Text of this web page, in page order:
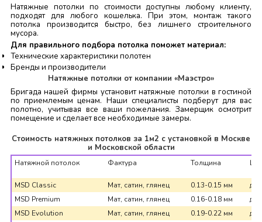
Натяжные потолки по стоимости доступны любому клиенту,
подходят для любого кошелька. При этом, монтаж такого
потолка производится быстро, без лишнего строительного
мусора.
Для правильного подбора потолка поможет материал:
Технические характеристики полотен
Бренды и производители
Натяжные потолки от компании «Маэстро»
Бригада нашей фирмы установит натяжные потолки в гостиной
по приемлемым ценам. Наши специалисты подберут для вас
полотно, учитывая все ваши пожелания. Замерщик осмотрит
помещение и сделает все необходимые замеры.
Стоимость натяжных потолков за 1м2 с установкой в Москве
и Московской области
Натяжной потолок Фактура Толщина
MSD Classic Мат, сатин, глянец 0.13-0.15 мм
до
MSD Premium
Мат, сатин, глянец 0.16-0.18 мм
до
MSD Evolution
Мат, сатин, глянец 0.19-0.22 мм
до